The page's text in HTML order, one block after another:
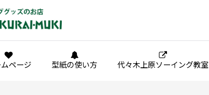
ページ 型紙の使い方 代々木上原ソーイング教室